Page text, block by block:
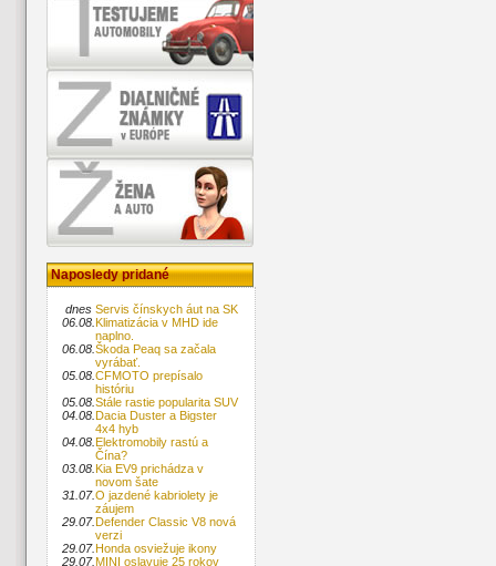
Naposledy pridané
dnes Servis čínskych áut na SK
06.08.Klimatizácia v MHD ide
naplno.
06.08.Škoda Peaq sa začala
vyrábať.
05.08.CFMOTO prepísalo
históriu
05.08.Stále rastie popularita SUV
04.08.Dacia Duster a Bigster
4x4 hyb
04.08.Elektromobily rastú a
Čína?
03.08.Kia EV9 prichádza v
novom šate
31.07.O jazdené kabriolety je
záujem
29.07.Defender Classic V8 nová
verzi
29.07.Honda osviežuje ikony
29.07.MINI oslavuje 25 rokov